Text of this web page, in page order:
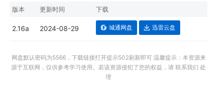
版本 更新时间 下载
2.16a 2024-08-29 城通网盘 迅雷云盘
网盘默认密码为5566，下载链接打开提示502刷新即可 温馨提示：本资源来
源于互联网，仅供参考学习使用。若该资源侵犯了您的权益，请 联系我们 处
理